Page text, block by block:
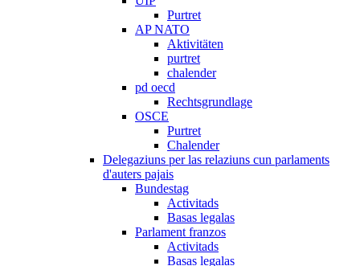
Purtret
AP NATO
Aktivitäten
purtret
chalender
pd oecd
Rechtsgrundlage
OSCE
Purtret
Chalender
Delegaziuns per las relaziuns cun parlaments
d'auters pajais
Bundestag
Activitads
Basas legalas
Parlament franzos
Activitads
Basas legalas